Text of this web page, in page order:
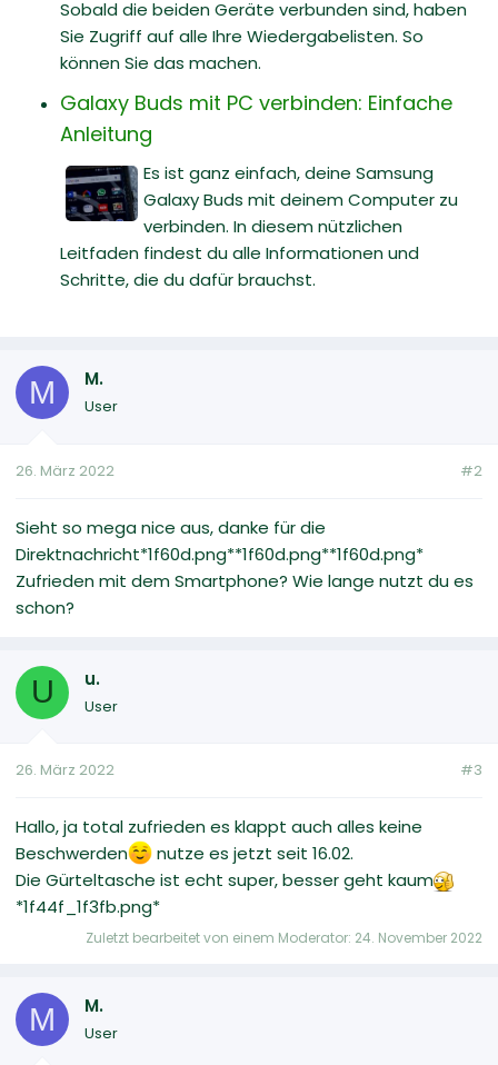
Sobald die beiden Geräte verbunden sind, haben
Sie Zugriff auf alle Ihre Wiedergabelisten. So
können Sie das machen.
Galaxy Buds mit PC verbinden: Einfache
Anleitung
Es ist ganz einfach, deine Samsung
Galaxy Buds mit deinem Computer zu
verbinden. In diesem nützlichen
Leitfaden findest du alle Informationen und
Schritte, die du dafür brauchst.
M M.
User
26. März 2022 #2
Sieht so mega nice aus, danke für die
Direktnachricht*1f60d.png**1f60d.png**1f60d.png*
Zufrieden mit dem Smartphone? Wie lange nutzt du es
schon?
U u.
User
26. März 2022 #3
Hallo, ja total zufrieden es klappt auch alles keine
Beschwerden
nutze es jetzt seit 16.02.
Die Gürteltasche ist echt super, besser geht kaum
*1f44f_1f3fb.png*
Zuletzt bearbeitet von einem Moderator: 24. November 2022
M M.
User